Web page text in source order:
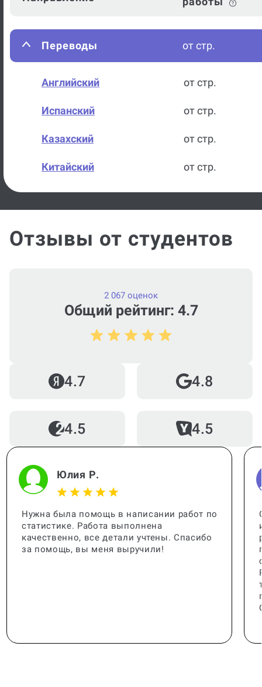
Переводы от стр.
Английский от стр.
Испанский от стр.
Казахский от стр.
Китайский от стр.
Немецкий от стр.
Отзывы от студентов
Общий рейтинг: 4.7
2 067 оценок
4.7 4.8
4.5 4.5
Юлия Р.
Нужна была помощь в написании работ по
статистике. Работа выполнена
качественно, все детали учтены. Спасибо
за помощь, вы меня выручили!